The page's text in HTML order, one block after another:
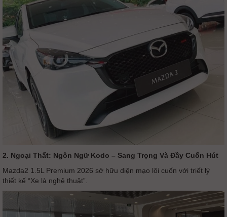
2. Ngoại Thất: Ngôn Ngữ Kodo – Sang Trọng Và Đầy Cuốn Hút
Mazda2 1.5L Premium 2026 sở hữu diện mạo lôi cuốn với triết lý
thiết kế “Xe là nghệ thuật”.